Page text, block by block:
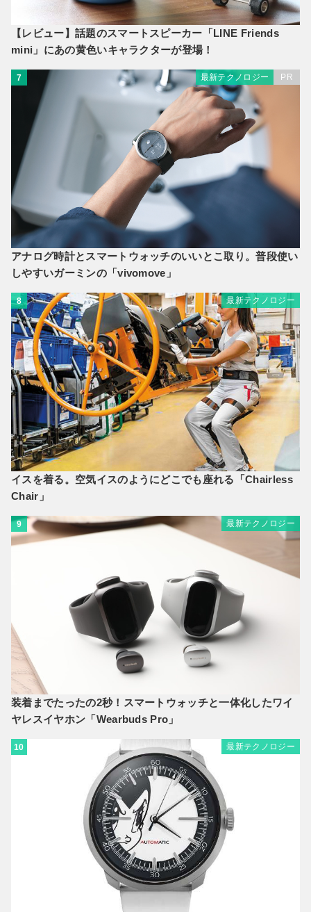
【レビュー】話題のスマートスピーカー「LINE Friends
mini」にあの黄色いキャラクターが登場！
7 最新テクノロジー PR
アナログ時計とスマートウォッチのいいとこ取り。普段使い
しやすいガーミンの「vivomove」
8 最新テクノロジー
イスを着る。空気イスのようにどこでも座れる「Chairless
Chair」
9 最新テクノロジー
装着までたったの2秒！スマートウォッチと一体化したワイ
ヤレスイヤホン「Wearbuds Pro」
10 最新テクノロジー